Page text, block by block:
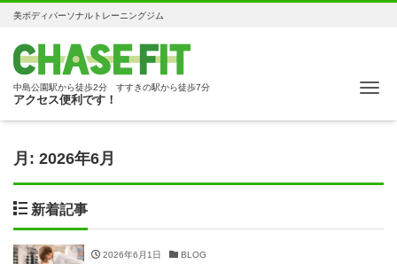
美ボディパーソナルトレーニングジム
中島公園駅から徒歩2分 すすきの駅から徒歩7分
アクセス便利です！
月: 2026年6月
新着記事
2026年6月1日 BLOG